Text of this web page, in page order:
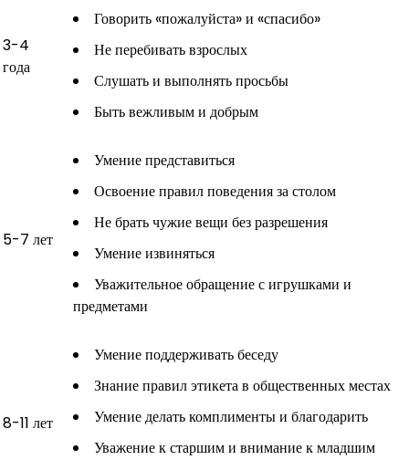
3-4
года
Говорить «пожалуйста» и «спасибо»
Не перебивать взрослых
Слушать и выполнять просьбы
Быть вежливым и добрым
5-7 лет
Умение представиться
Освоение правил поведения за столом
Не брать чужие вещи без разрешения
Умение извиняться
Уважительное обращение с игрушками и
предметами
8-11 лет
Умение поддерживать беседу
Знание правил этикета в общественных местах
Умение делать комплименты и благодарить
Уважение к старшим и внимание к младшим